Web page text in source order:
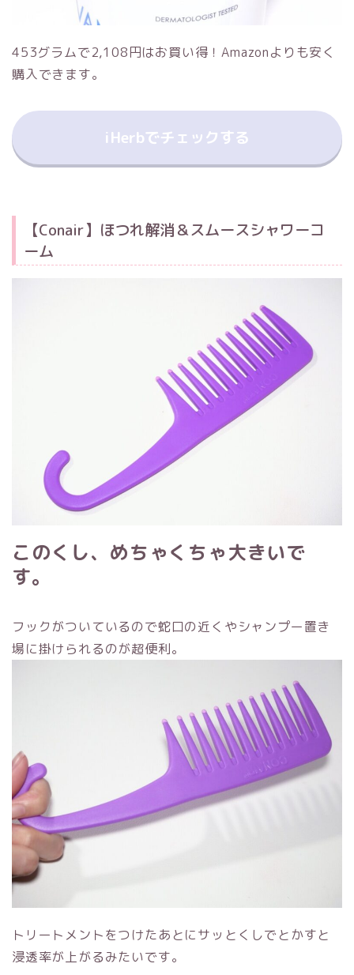
453グラムで2,108円はお買い得！Amazonよりも安く
購入できます。
iHerbでチェックする
【Conair】ほつれ解消＆スムースシャワーコ
ーム
このくし、めちゃくちゃ大きいで
す。
フックがついているので蛇口の近くやシャンプー置き
場に掛けられるのが超便利。
トリートメントをつけたあとにサッとくしでとかすと
浸透率が上がるみたいです。